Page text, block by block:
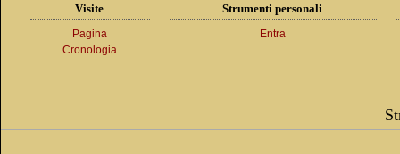
Visite
Pagina
Cronologia
Strumenti personali
Entra